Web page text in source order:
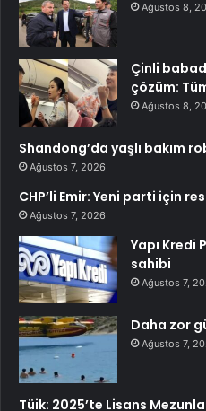
Ağustos 8,
Çinli
çözüm:
Ağustos 8,
Shandong’da yaşlı bakım
Ağustos 7, 2026
CHP’li Emir: Yeni parti için
Ağustos 7, 2026
Yapı Kredi
sahibi
Ağustos 7,
Daha zor
Ağustos 7,
Tüik: 2025’te Lisans